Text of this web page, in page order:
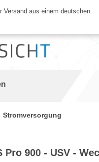
springen
Versand aus einem deutschen
Stromversorgung
Pro 900 - USV -